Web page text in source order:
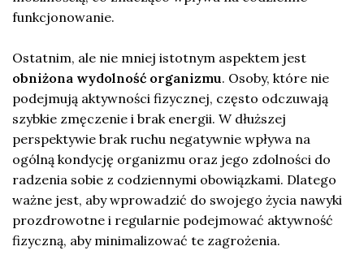
funkcjonowanie.
Ostatnim, ale nie mniej istotnym aspektem jest
obniżona wydolność organizmu. Osoby, które nie
podejmują aktywności fizycznej, często odczuwają
szybkie zmęczenie i brak energii. W dłuższej
perspektywie brak ruchu negatywnie wpływa na
ogólną kondycję organizmu oraz jego zdolności do
radzenia sobie z codziennymi obowiązkami. Dlatego
ważne jest, aby wprowadzić do swojego życia nawyki
prozdrowotne i regularnie podejmować aktywność
fizyczną, aby minimalizować te zagrożenia.